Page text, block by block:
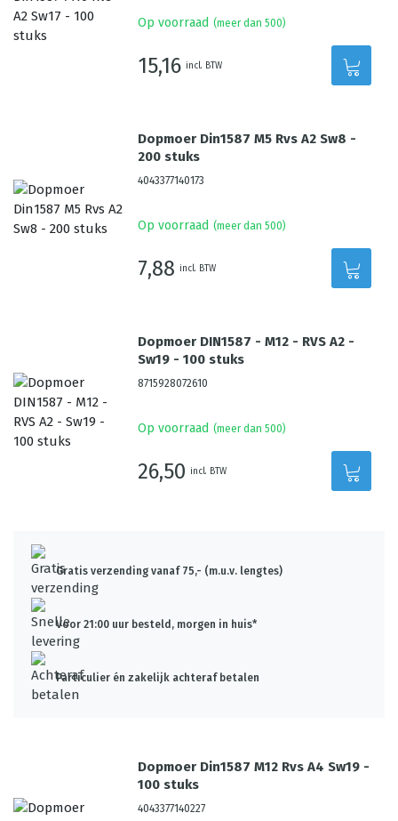
Op voorraad (meer dan 500)
15,16 incl. BTW
Dopmoer Din1587 M5 Rvs A2 Sw8 -
200 stuks
4043377140173
Op voorraad (meer dan 500)
7,88 incl. BTW
Dopmoer DIN1587 - M12 - RVS A2 -
Sw19 - 100 stuks
8715928072610
Op voorraad (meer dan 500)
26,50 incl. BTW
Gratis verzending vanaf 75,- (m.u.v. lengtes)
Voor 21:00 uur besteld, morgen in huis*
Particulier én zakelijk achteraf betalen
Dopmoer Din1587 M12 Rvs A4 Sw19 -
100 stuks
4043377140227